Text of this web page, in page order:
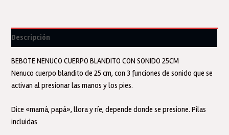
Bebe
Habla
Y
Ríe
3
cantidad
Descripción
BEBOTE NENUCO CUERPO BLANDITO CON SONIDO 25CM
Nenuco cuerpo blandito de 25 cm, con 3 funciones de sonido que se
activan al presionar las manos y los pies.
Dice «mamá, papá», llora y ríe, depende donde se presione. Pilas
incluidas